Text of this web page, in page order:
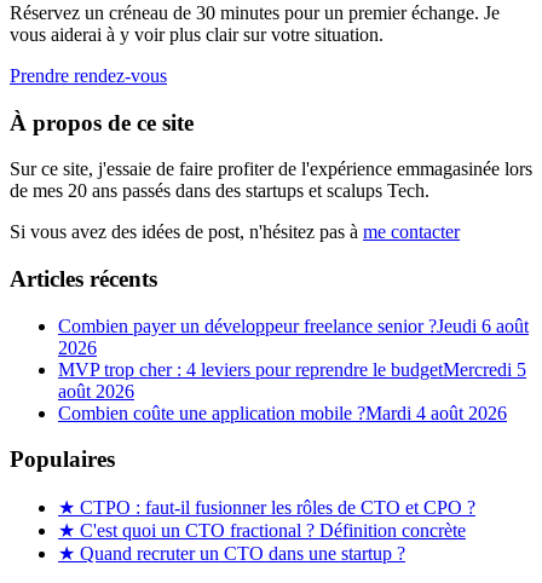
Réservez un créneau de 30 minutes pour un premier échange. Je
vous aiderai à y voir plus clair sur votre situation.
Prendre rendez-vous
À propos de ce site
Sur ce site, j'essaie de faire profiter de l'expérience emmagasinée lors
de mes 20 ans passés dans des startups et scalups Tech.
Si vous avez des idées de post, n'hésitez pas à me contacter
Articles récents
Combien payer un développeur freelance senior ?Jeudi 6 août
2026
MVP trop cher : 4 leviers pour reprendre le budgetMercredi 5
août 2026
Combien coûte une application mobile ?Mardi 4 août 2026
Populaires
★ CTPO : faut-il fusionner les rôles de CTO et CPO ?
★ C'est quoi un CTO fractional ? Définition concrète
★ Quand recruter un CTO dans une startup ?